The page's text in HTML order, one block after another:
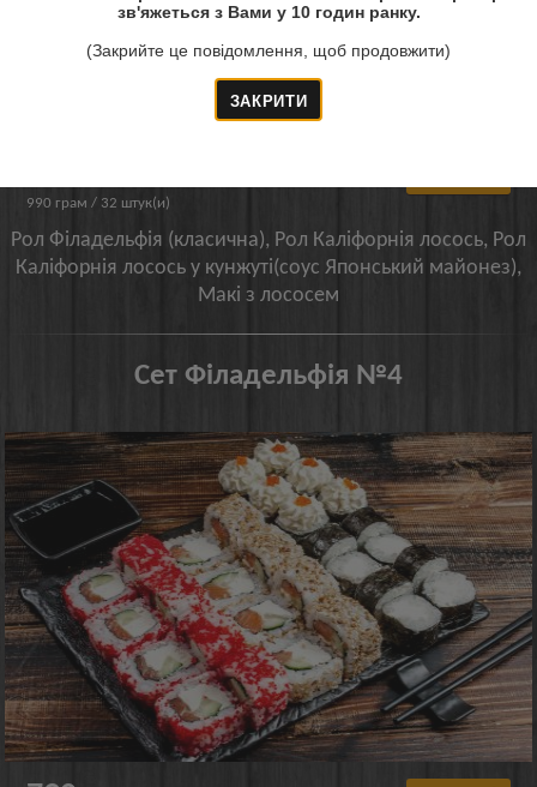
зв'яжеться з Вами у 10 годин ранку.
(Закрийте це повідомлення, щоб продовжити)
990 грам / 32 штук(и)
Рол Філадельфія (класична), Рол Каліфорнія лосось, Рол
Каліфорнія лосось у кунжуті(соус Японський майонез),
Макі з лососем
Сет Філадельфія №4